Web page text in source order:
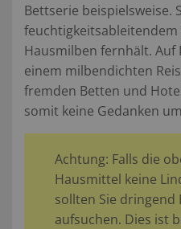
Bettserie beispielsweise.
Hausmilben fernhält. Auf
einem milbendichten
fremden Betten und
somit keine Gedanken
Achtung: Falls die
Hausmittel keine
sollten Sie dringend
aufsuchen. Dies ist